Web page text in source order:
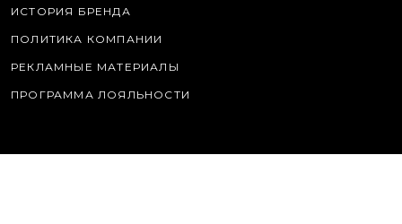
ИСТОРИЯ БРЕНДА
ПОЛИТИКА КОМПАНИИ
РЕКЛАМНЫЕ МАТЕРИАЛЫ
ПРОГРАММА ЛОЯЛЬНОСТИ